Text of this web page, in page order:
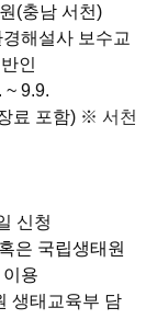
(충남 서천)
해설사 보수교
인
~ 9.9.
료 포함) ※ 서천
신청
은 국립생태원
용
생태교육부 담